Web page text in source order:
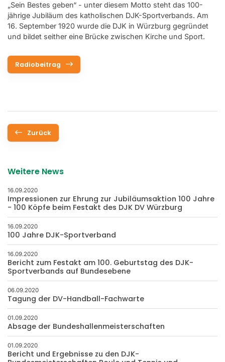
„Sein Bestes geben“ - unter diesem Motto steht das 100-
jährige Jubiläum des katholischen DJK-Sportverbands. Am
16. September 1920 wurde die DJK in Würzburg gegründet
und bildet seither eine Brücke zwischen Kirche und Sport.
Radiobeitrag
Zurück
Weitere News
16.09.2020
Impressionen zur Ehrung zur Jubiläumsaktion 100 Jahre
- 100 Köpfe beim Festakt des DJK DV Würzburg
16.09.2020
100 Jahre DJK-Sportverband
16.09.2020
Bericht zum Festakt am 100. Geburtstag des DJK-
Sportverbands auf Bundesebene
06.09.2020
Tagung der DV-Handball-Fachwarte
01.09.2020
Absage der Bundeshallenmeisterschaften
01.09.2020
Bericht und Ergebnisse zu den DJK-